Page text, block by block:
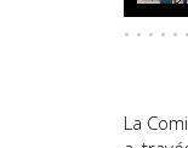
· · · ·
La